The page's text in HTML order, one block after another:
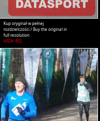
Kup oryginał w pełnej
rozdzielczości / Buy the original in
full resolution
HIGH-RES